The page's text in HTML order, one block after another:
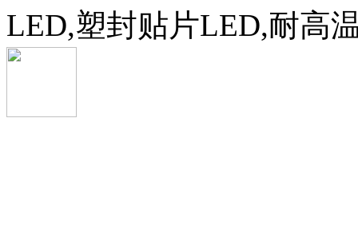
LED,塑封贴片LED,耐